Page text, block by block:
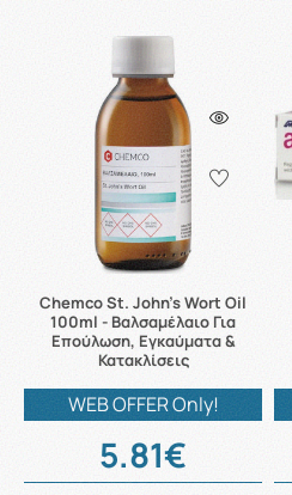
Chemco St. John's Wort Oil
100ml - Βαλσαμέλαιο Για
Επούλωση, Εγκαύματα &
Κατακλίσεις
WEB OFFER Only!
5.81€